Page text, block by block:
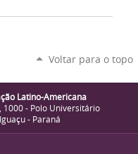
Voltar para o topo
Latino-Americana
1000 - Polo Universitário
- Paraná